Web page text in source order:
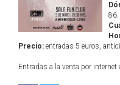
86.
Precio: entradas 5 euros,
Entradas a la venta por internet